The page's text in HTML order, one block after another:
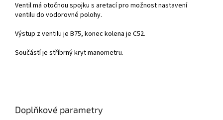
Ventil má otočnou spojku s aretací pro možnost nastavení
ventilu do vodorovné polohy.
Výstup z ventilu je B75, konec kolena je C52.
Součástí je stříbrný kryt manometru.
Doplňkové parametry